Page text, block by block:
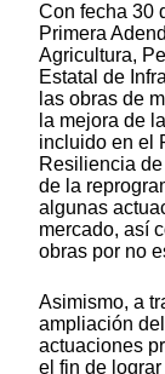
Con fecha 30
Primera
Agricultura,
Estatal de
las obras de
la mejora de
incluido en el
Resiliencia
de la
algunas
mercado, así
obras por no
Asimismo, a
ampliación
actuaciones
el fin de